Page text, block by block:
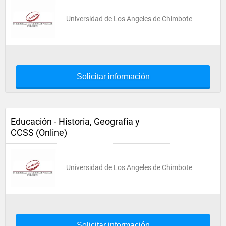
Universidad de Los Angeles de Chimbote
Solicitar información
Educación - Historia, Geografía y
CCSS (Online)
Universidad de Los Angeles de Chimbote